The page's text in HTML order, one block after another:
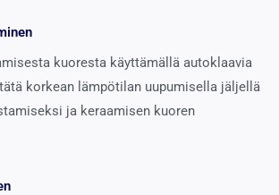
kuoresta käyttämällä autoklaavia
korkean lämpötilan uupumisella jäljellä
ja keraamisen kuoren